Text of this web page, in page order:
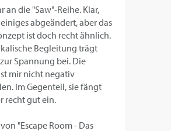
an die "Saw"-Reihe. Klar,
abgeändert, aber das
ist doch recht ähnlich.
Begleitung trägt
Spannung bei. Die
mir nicht negativ
Im Gegenteil, sie fängt
recht gut ein.
"Escape Room - Das